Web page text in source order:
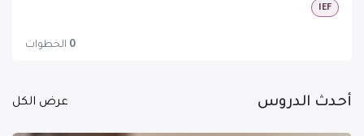
IEF
0 الخطوات
عرض الكل أحدث الدروس